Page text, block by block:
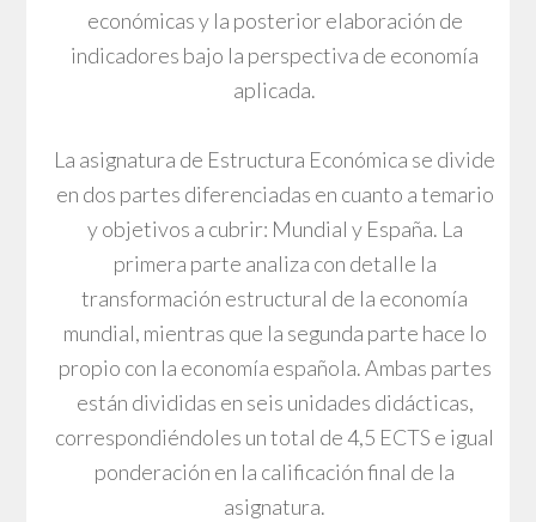
económicas y la posterior elaboración de
indicadores bajo la perspectiva de economía
aplicada.
La asignatura de Estructura Económica se divide
en dos partes diferenciadas en cuanto a temario
y objetivos a cubrir: Mundial y España. La
primera parte analiza con detalle la
transformación estructural de la economía
mundial, mientras que la segunda parte hace lo
propio con la economía española. Ambas partes
están divididas en seis unidades didácticas,
correspondiéndoles un total de 4,5 ECTS e igual
ponderación en la calificación final de la
asignatura.